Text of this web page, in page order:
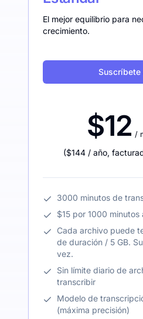
El mejor equilibrio para
crecimiento.
Suscríbete
$12 /
($144 / año,
3000 minutos de
$15 por 1000 minutos
Cada archivo puede
de duración / 5 GB.
vez.
Sin límite diario de
transcribir
Modelo de
(máxima precisión)